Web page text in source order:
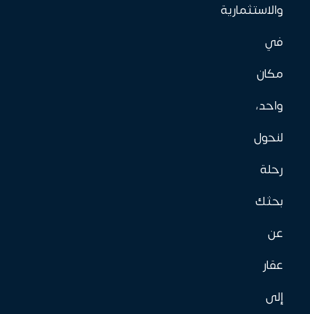
والاستثمارية
في
مكان
واحد،
لنحول
رحلة
بحثك
عن
عقار
إلى